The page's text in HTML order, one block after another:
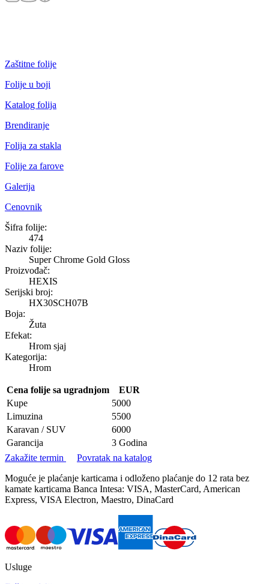
Zaštitne folije
Folije u boji
Katalog folija
Brendiranje
Folija za stakla
Folije za farove
Galerija
Cenovnik
Super Chrome Gold Gloss
Šifra folije:
474
Naziv folije:
Super Chrome Gold Gloss
Proizvođač:
HEXIS
Serijski broj:
HX30SCH07B
Boja:
Žuta
Efekat:
Hrom sjaj
Kategorija:
Hrom
Cena folije sa ugradnjom
EUR
Kupe
5000
Limuzina
5500
Karavan / SUV
6000
Garancija
3 Godina
Zakažite termin
Povratak na katalog
Moguće je plaćanje karticama i odloženo plaćanje do 12 rata bez
kamate karticama Banca Intesa: VISA, MasterCard, American
Express, VISA Electron, Maestro, DinaCard
Usluge